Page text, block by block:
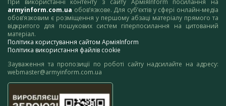
При використанні контенту з сайту АрміяInform посилання на
armyinform.com.ua обов’язкове. Для суб’єктів у сфері онлайн-медіа
обов’язковим є розміщення у першому абзаці матеріалу прямого та
відкритого для пошукових систем гіперпосилання на цитований
матеріал.
Політика користування сайтом АрміяInform
Політика використання файлів cookie
Зауваження та пропозиції по роботі сайту надсилайте на адресу:
webmaster@armyinform.com.ua